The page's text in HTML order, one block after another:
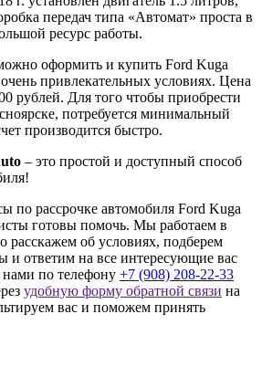
передач типа «Автомат» проста в
ресурс работы.
оформить и купить Ford Kuga
привлекательных условиях. Цена
рублей. Для того чтобы приобрести
потребуется минимальный
производится быстро.
– это простой и доступный способ
по рассрочке автомобиля Ford Kuga
готовы помочь. Мы работаем в
расскажем об условиях, подберем
и ответим на все интересующие вас
по телефону +7 (908) 208-22-33
удобную форму обратной связи на
вас и поможем принять